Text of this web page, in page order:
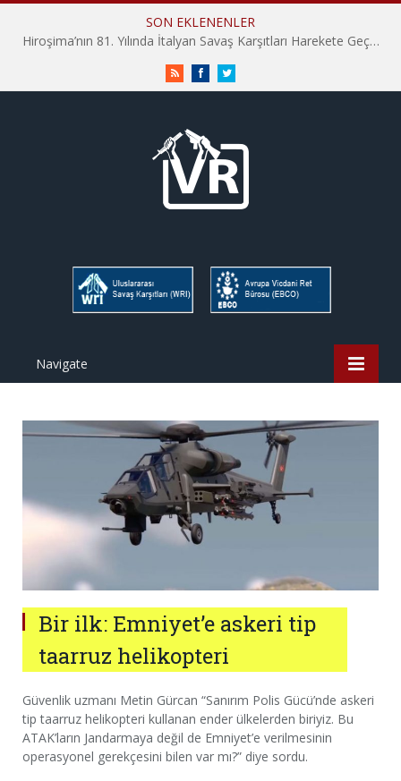
SON EKLENENLER
Hiroşima’nın 81. Yılında İtalyan Savaş Karşıtları Harekete Geçti: “Hatırlamak yeterli değil”
RSS FacebookTwitter
Navigate
Bir ilk: Emniyet’e askeri tip
taarruz helikopteri
Güvenlik uzmanı Metin Gürcan “Sanırım Polis Gücü’nde askeri
tip taarruz helikopteri kullanan ender ülkelerden biriyiz. Bu
ATAK’ların Jandarmaya değil de Emniyet’e verilmesinin
operasyonel gerekçesini bilen var mı?” diye sordu.